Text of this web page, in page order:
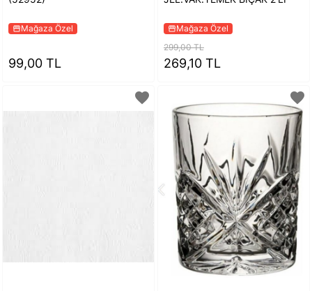
storefrontMağaza Özel
99,00 TL
storefrontMağaza Özel
299,00 TL
269,10 TL
favorite favorite